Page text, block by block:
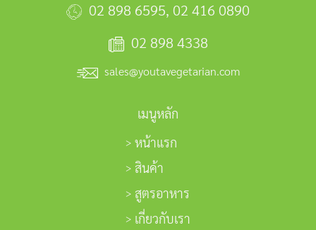
02 898 6595, 02 416 0890
02 898 4338
sales@youtavegetarian.com
เมนูหลัก
หน้าแรก
สินค้า
สูตรอาหาร
เกี่ยวกับเรา